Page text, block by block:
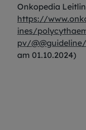
Onkopedia
https://
ines/
pv/
am 01.10.2024)